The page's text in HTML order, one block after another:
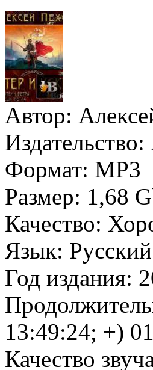
Автор:
Издательство:
Формат: MP3
Размер: 1,68
Качество:
Язык: Русский
Год издания:
13:49:24; +)
Качество